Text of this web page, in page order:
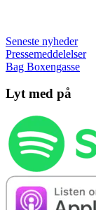
Seneste nyheder
Pressemeddelelser
Bag Boxengasse
Lyt med på